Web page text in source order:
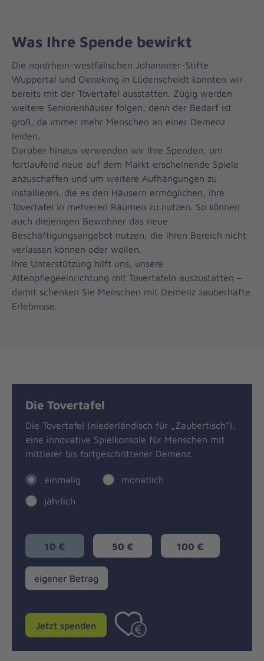
Was Ihre Spende bewirkt
Die nordrhein-westfälischen Johanniter-Stifte
Wuppertal und Oeneking in Lüdenscheidt konnten wir
bereits mit der Tovertafel ausstatten. Zügig werden
weitere Seniorenhäuser folgen, denn der Bedarf ist
groß, da immer mehr Menschen an einer Demenz
leiden.
Darüber hinaus verwenden wir Ihre Spenden, um
fortlaufend neue auf dem Markt erscheinende Spiele
anzuschaffen und um weitere Aufhängungen zu
installieren, die es den Häusern ermöglichen, ihre
Tovertafel in mehreren Räumen zu nutzen. So können
auch diejenigen Bewohner das neue
Beschäftigungsangebot nutzen, die ihren Bereich nicht
verlassen können oder wollen.
Ihre Unterstützung hilft uns, unsere
Altenpflegeeinrichtung mit Tovertafeln auszustatten –
damit schenken Sie Menschen mit Demenz zauberhafte
Erlebnisse.
Die Tovertafel
Die Tovertafel (niederländisch für „Zaubertisch“),
eine innovative Spielkonsole für Menschen mit
mittlerer bis fortgeschrittener Demenz.
einmalig
monatlich
jährlich
10 € 50 € 100 €
Betrag
eigener Betrag
Jetzt spenden